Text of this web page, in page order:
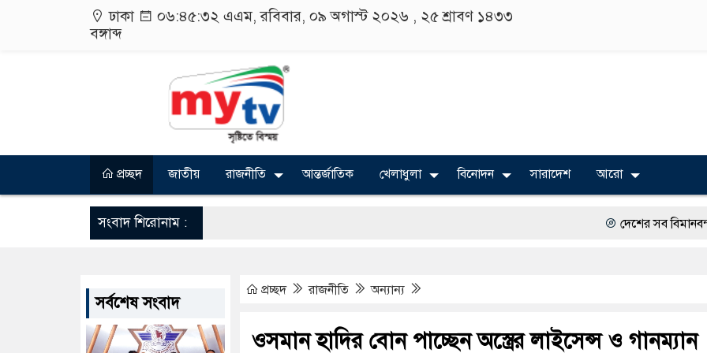
ঢাকা ০৬:৪৫:৩৩ এএম, রবিবার, ০৯ অগাস্ট ২০২৬ , ২৫ শ্রাবণ ১৪৩৩
বঙ্গাব্দ
প্রচ্ছদ জাতীয় রাজনীতি আন্তর্জাতিক খেলাধুলা বিনোদন সারাদেশ আরো
সংবাদ শিরোনাম : দেশের সব বিমানবন্দরে নিরাপত্তা
অত্যাচারের ছবি যেন আর তুলতে
সারজিস-পাটোয়ারীসহ ১০ জনের
প্রচ্ছদ রাজনীতি অন্যান্য
ওসমান হাদির বোন পাচ্ছেন অস্ত্রের লাইসেন্স ও গানম্যান
সর্বশেষ সংবাদ